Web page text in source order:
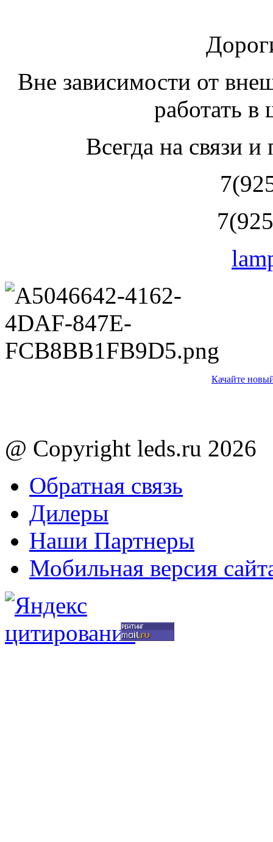
Вне зависимости от
работать
Всегда на связи
Качайте
@ Copyright leds.ru 2026
Обратная связь
Дилеры
Наши Партнеры
Мобильная версия